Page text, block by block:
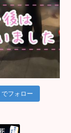
でフォロー